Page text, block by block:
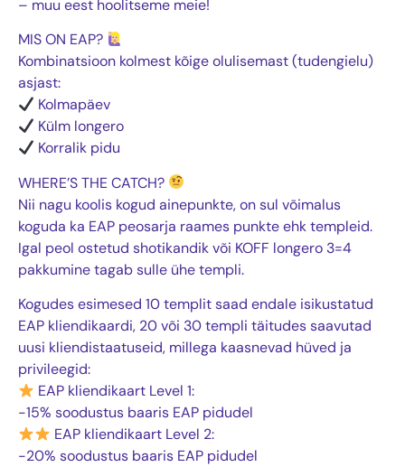
– muu eest hoolitseme meie!
MIS ON EAP?
Kombinatsioon kolmest kõige olulisemast (tudengielu)
asjast:
Kolmapäev
Külm longero
Korralik pidu
WHERE’S THE CATCH?
Nii nagu koolis kogud ainepunkte, on sul võimalus
koguda ka EAP peosarja raames punkte ehk templeid.
Igal peol ostetud shotikandik või KOFF longero 3=4
pakkumine tagab sulle ühe templi.
Kogudes esimesed 10 templit saad endale isikustatud
EAP kliendikaardi, 20 või 30 templi täitudes saavutad
uusi kliendistaatuseid, millega kaasnevad hüved ja
privileegid:
EAP kliendikaart Level 1:
-15% soodustus baaris EAP pidudel
EAP kliendikaart Level 2:
-20% soodustus baaris EAP pidudel